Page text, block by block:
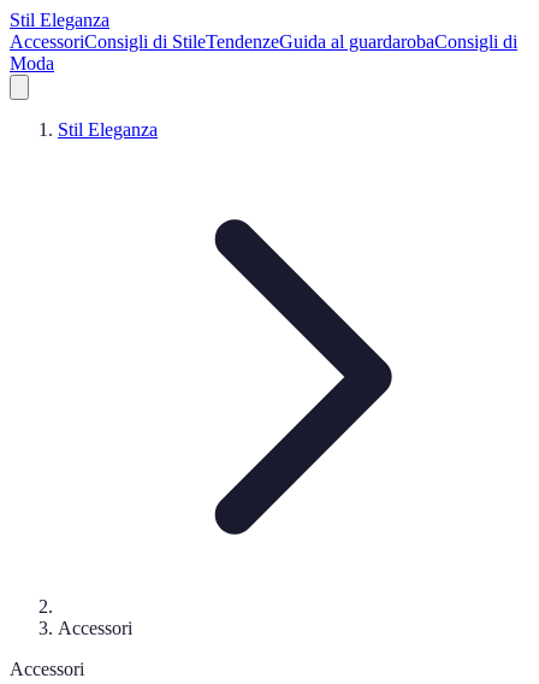
Stil Eleganza
AccessoriConsigli di StileTendenzeGuida al guardarobaConsigli di
Moda
Stil Eleganza
Accessori
Accessori